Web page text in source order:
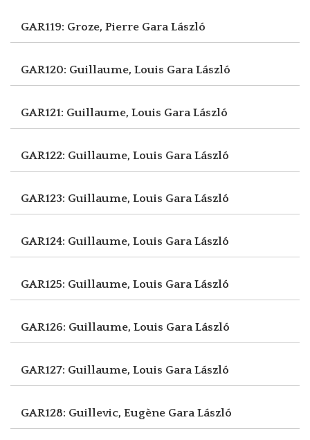
GAR119: Groze, Pierre Gara László
GAR120: Guillaume, Louis Gara László
GAR121: Guillaume, Louis Gara László
GAR122: Guillaume, Louis Gara László
GAR123: Guillaume, Louis Gara László
GAR124: Guillaume, Louis Gara László
GAR125: Guillaume, Louis Gara László
GAR126: Guillaume, Louis Gara László
GAR127: Guillaume, Louis Gara László
GAR128: Guillevic, Eugène Gara László